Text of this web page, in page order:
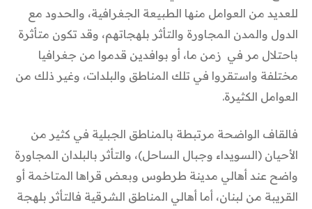
للعديد من العوامل منها الطبيعة الجغرافية، والحدود مع
الدول والمدن المجاورة والتأثر بلهجاتهم، وقد تكون متأثرة
باحتلال مر في زمن ما، أو بوافدين قدموا من جغرافيا
مختلفة واستقروا في تلك المناطق والبلدات، وغير ذلك من
العوامل الكثيرة.
فالقاف الواضحة مرتبطة بالمناطق الجبلية في كثير من
الأحيان (السويداء وجبال الساحل)، والتأثر بالبلدان المجاورة
واضح عند أهالي مدينة طرطوس وبعض قراها المتاخمة أو
القريبة من لبنان، أما أهالي المناطق الشرقية فالتأثر بلهجة